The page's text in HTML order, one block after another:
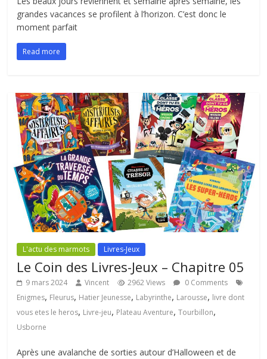
grandes vacances se profilent à l’horizon. C’est donc le
moment parfait
Read more
L'actu des marmots Livres-Jeux
Le Coin des Livres-Jeux – Chapitre 05
9 mars 2024 Vincent 2962 Views
0 Comments
Enigmes, Fleurus, Hatier Jeunesse, Labyrinthe, Larousse, livre dont
vous etes le heros, Livre-jeu, Plateau Aventure,Tourbillon,
Usborne
Après une avalanche de sorties autour d’Halloween et de